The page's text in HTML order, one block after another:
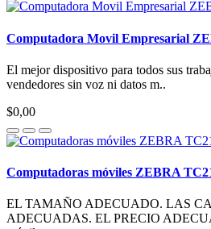
Computadora Movil Empresarial
El mejor dispositivo para todos sus
vendedores sin voz ni datos m..
$0,00
Computadoras móviles ZEBRA
EL TAMAÑO ADECUADO. LAS
ADECUADAS. EL PRECIO